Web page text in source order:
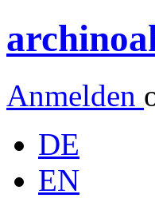
Anmelden
DE
EN